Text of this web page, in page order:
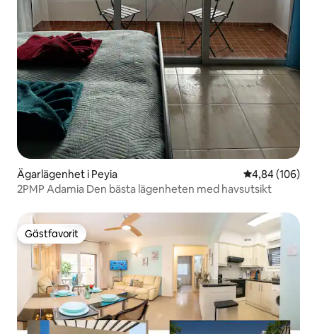
Ägarlägenhet i Peyia 4,84 av 5 i
4,84 (106)
2PMP Adamia Den bästa lägenheten med havsutsikt
Gästfavorit
Gästfavorit